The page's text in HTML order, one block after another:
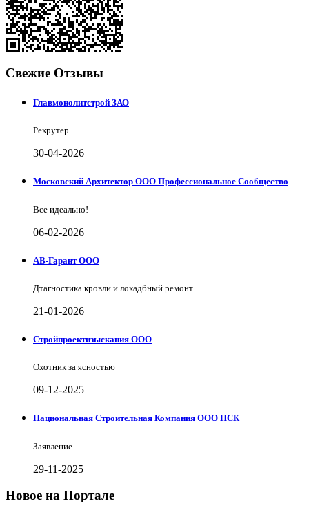
Свежие Отзывы
Главмонолитстрой ЗАО
Рекрутер
30-04-2026
Московский Архитектор ООО Профессиональное Сообщество
Все идеально!
06-02-2026
АВ-Гарант ООО
Дтагностика кровли и локадбный ремонт
21-01-2026
Стройпроектизыскания ООО
Охотник за ясностью
09-12-2025
Национальная Строительная Компания ООО НСК
Заявление
29-11-2025
Новое на Портале